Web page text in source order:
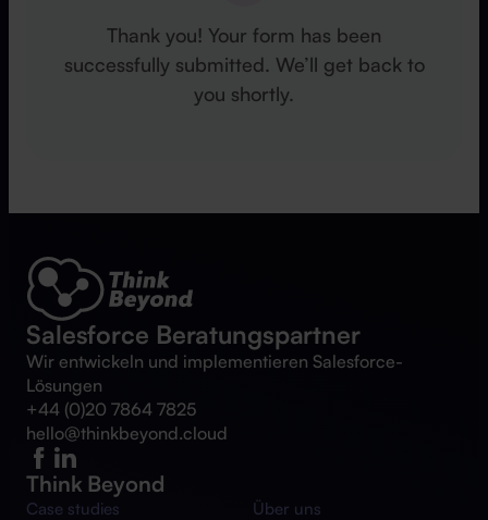
Thank you! Your form has been
successfully submitted. We’ll get back to
you shortly.
Salesforce Beratungspartner
Wir entwickeln und implementieren Salesforce-
Lösungen
+44 (0)20 7864 7825
hello@thinkbeyond.cloud
Think Beyond
Case studies
Über uns